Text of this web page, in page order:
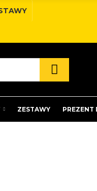
ZESTAWY PREZENT